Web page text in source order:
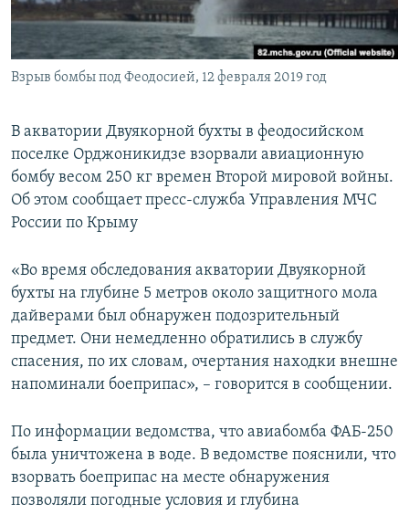
ПОБЕДИТЕЛЕЙ НЕ СУДЯТ?
КРЫМ.НЕПОКОРЕННЫЙ
ELIFBE
ПРИСОЕДИНЯЙТЕСЬ!
Все сайты RFE/RL
Взрыв бомбы под Феодосией, 12 февраля 2019 год
В акватории Двуякорной бухты в феодосийском
поселке Орджоникидзе взорвали авиационную
бомбу весом 250 кг времен Второй мировой войны.
Об этом сообщает пресс-служба Управления МЧС
России по Крыму
«Во время обследования акватории Двуякорной
бухты на глубине 5 метров около защитного мола
дайверами был обнаружен подозрительный
предмет. Они немедленно обратились в службу
спасения, по их словам, очертания находки внешне
напоминали боеприпас», – говорится в сообщении.
По информации ведомства, что авиабомба ФАБ-250
была уничтожена в воде. В ведомстве пояснили, что
взорвать боеприпас на месте обнаружения
позволяли погодные условия и глубина